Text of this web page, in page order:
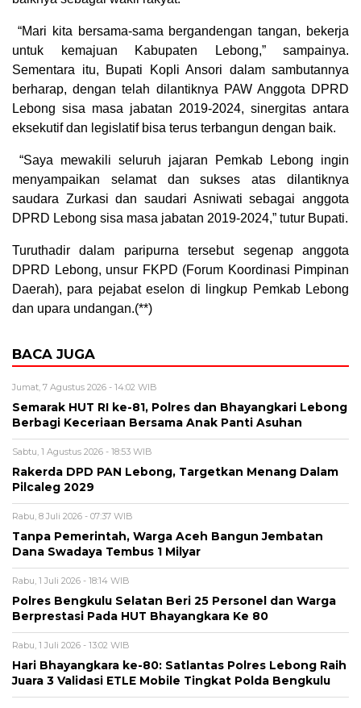
“Mari kita bersama-sama bergandengan tangan, bekerja
untuk kemajuan Kabupaten Lebong,” sampainya.
Sementara itu, Bupati Kopli Ansori dalam sambutannya
berharap, dengan telah dilantiknya PAW Anggota DPRD
Lebong sisa masa jabatan 2019-2024, sinergitas antara
eksekutif dan legislatif bisa terus terbangun dengan baik.
“Saya mewakili seluruh jajaran Pemkab Lebong ingin
menyampaikan selamat dan sukses atas dilantiknya
saudara Zurkasi dan saudari Asniwati sebagai anggota
DPRD Lebong sisa masa jabatan 2019-2024,” tutur Bupati.
Turuthadir dalam paripurna tersebut segenap anggota
DPRD Lebong, unsur FKPD (Forum Koordinasi Pimpinan
Daerah), para pejabat eselon di lingkup Pemkab Lebong
dan upara undangan.(**)
BACA JUGA
Jumat, 7 Agustus 2026 - 14:02 WIB
Semarak HUT RI ke-81, Polres dan Bhayangkari Lebong
Berbagi Keceriaan Bersama Anak Panti Asuhan
Sabtu, 1 Agustus 2026 - 18:53 WIB
Rakerda DPD PAN Lebong, Targetkan Menang Dalam
Pilcaleg 2029
Rabu, 8 Juli 2026 - 07:37 WIB
Tanpa Pemerintah, Warga Aceh Bangun Jembatan
Dana Swadaya Tembus 1 Milyar
Rabu, 1 Juli 2026 - 18:14 WIB
Polres Bengkulu Selatan Beri 25 Personel dan Warga
Berprestasi Pada HUT Bhayangkara Ke 80
Rabu, 1 Juli 2026 - 13:02 WIB
Hari Bhayangkara ke-80: Satlantas Polres Lebong Raih
Juara 3 Validasi ETLE Mobile Tingkat Polda Bengkulu